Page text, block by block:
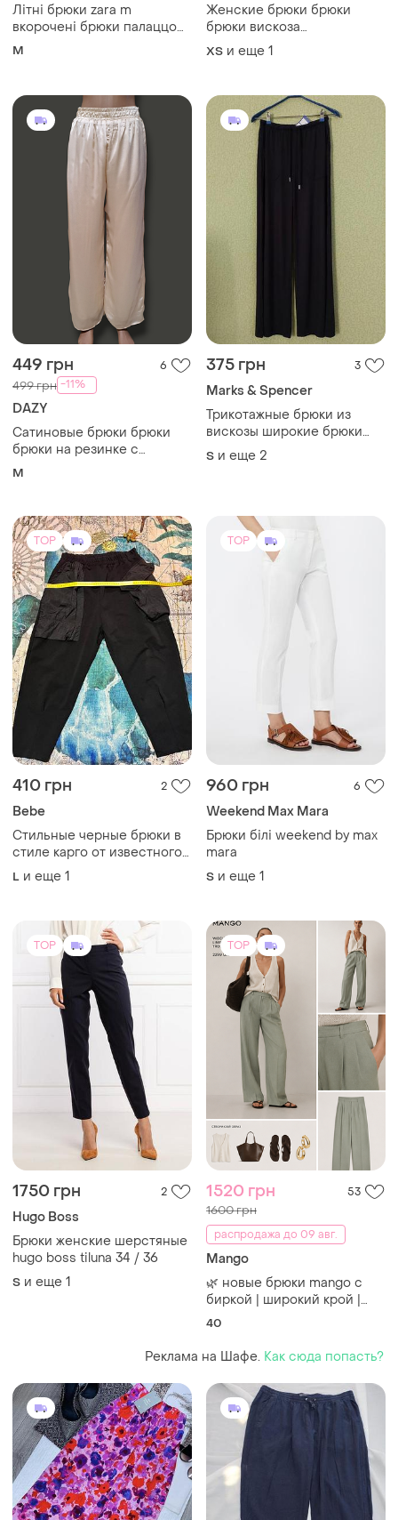
Літні брюки zara m
вкорочені брюки палаццо
жіночі брюки на високій
M
Женские брюки брюки
брюки вискоза
коллаборация бренда
h&amp;m с британским
ХS и еще 1
449 грн 6
499 грн -11%
DAZY
Сатиновые брюки брюки
брюки на резинке с
подкладкой
M
375 грн 3
Marks & Spencer
Трикотажные брюки из
вискозы широкие брюки
palazzo/wide leg темно-
синего цвета
S и еще 2
TOP
410 грн 2
Bebe
Стильные черные брюки в
стиле карго от известного
американского бренда
bebe (линейка bebe plus).
производство - туречество.
L и еще 1
TOP
960 грн 6
Weekend Max Mara
Брюки білі weekend by max
mara
S и еще 1
TOP
1750 грн 2
Hugo Boss
Брюки женские шерстяные
hugo boss tiluna 34 / 36
S и еще 1
TOP
1520 грн 53
1600 грн
распродажа до 09 авг.
Mango
🌿 новые брюки mango с
биркой | широкий крой |
трендовый фисташково-
11%льон
40
Реклама на Шафе. Как сюда попасть?